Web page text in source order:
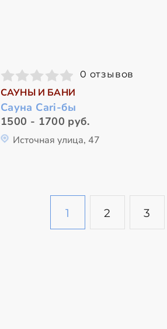
0 отзывов
САУНЫ И БАНИ
Сауна Cari-бы
1500 - 1700 руб.
Источная улица, 47
1 2 3